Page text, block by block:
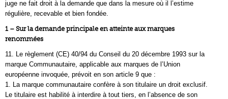
juge ne fait droit à la demande que dans la mesure où il l’estime
régulière, recevable et bien fondée.
1 – Sur la demande principale en atteinte aux marques
renommées
11. Le règlement (CE) 40/94 du Conseil du 20 décembre 1993 sur la
marque Communautaire, applicable aux marques de l’Union
européenne invoquée, prévoit en son article 9 que :
1. La marque communautaire confère à son titulaire un droit exclusif.
Le titulaire est habilité à interdire à tout tiers, en l’absence de son